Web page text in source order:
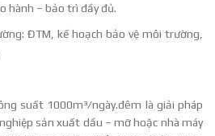
hành – bảo trì đầy đủ.
ĐTM, kế hoạch bảo vệ môi trường,
suất 1000m³/ngày.đêm là giải pháp
sản xuất dầu – mỡ hoặc nhà máy